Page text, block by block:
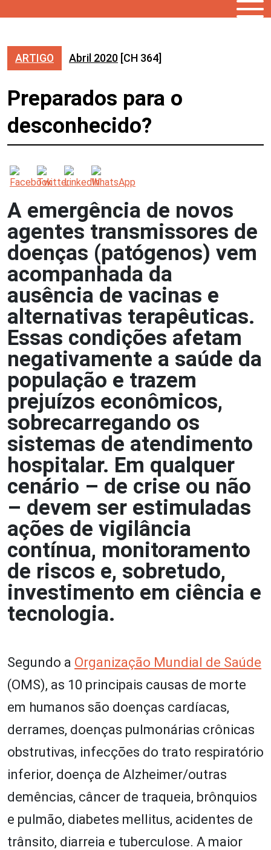
ARTIGO Abril 2020 [CH 364]
Preparados para o
desconhecido?
A emergência de novos
agentes transmissores de
doenças (patógenos) vem
acompanhada da
ausência de vacinas e
alternativas terapêuticas.
Essas condições afetam
negativamente a saúde da
população e trazem
prejuízos econômicos,
sobrecarregando os
sistemas de atendimento
hospitalar. Em qualquer
cenário – de crise ou não
– devem ser estimuladas
ações de vigilância
contínua, monitoramento
de riscos e, sobretudo,
investimento em ciência e
tecnologia.
Segundo a Organização Mundial de Saúde
(OMS), as 10 principais causas de morte
em humanos são doenças cardíacas,
derrames, doenças pulmonárias crônicas
obstrutivas, infecções do trato respiratório
inferior, doença de Alzheimer/outras
demências, câncer de traqueia, brônquios
e pulmão, diabetes mellitus, acidentes de
trânsito, diarreia e tuberculose. A maior